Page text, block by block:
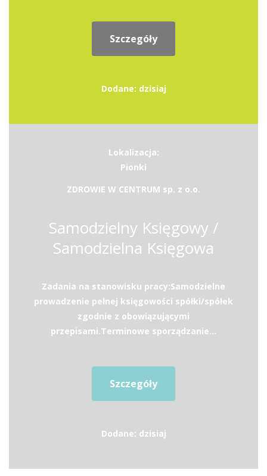
Szczegóły
Dodane: dzisiaj
Lokalizacja:
Pionki
ZDROWIE W CENTRUM sp. z o.o.
Samodzielny Księgowy /
Samodzielna Księgowa
Zadania na stanowisku pracy:Samodzielne
prowadzenie pełnej księgowości spółki/spółek
zgodnie z obowiązującymi
przepisami.Terminowe sporządzanie...
Szczegóły
Dodane: dzisiaj